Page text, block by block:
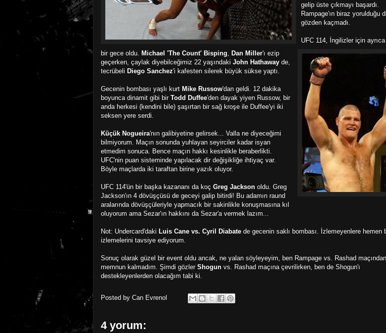
gelip üste çıkmayı başardı.
Rampage'ın biraz yorulduğu
gözden kaçmadı.
UFC 114, İngilizler için
bir gece oldu. Michael 'The Count' Bisping Dan Miller'ı ezip
geçerken, çaylak diyebilceğimiz 22 yaşındaki John Hathaway de,
tecrübeli Diego Sanchez'i kafesten silerek büyük sükse yaptı.
Gecenin bombası yaşlı kurt Mike Russow'dan geldi. 12 dakika
boyunca dinamit gibi bir Todd Duffee'den dayak yiyen Russow, bir
anda herkesi (kendini bile) şaşırtan bir sağ kroşe ile Duffee'yi iki
seksen yere serdi.
Küçük Nogueira'nın galibiyetine gelirsek... Valla ne diyeceğimi
bilmiyorum. Maçın sonunda yuhlayan seyirciler kadar isyan
etmedim sonuca. Bence maçın hakkı kesinlikle beraberlikti.
UFC'nin puan sisteminde yapılacak dir değişikliğe ihtiyaç var.
Böyle maçlarda iki taraftan birine yazık oluyor.
UFC 114'ün bir başka kazananı da koç Greg Jackson oldu. Greg
Jackson'ın 4 dövüşçüsü de geceyi galip bitirdi! Bu adamın raund
aralarında dövüşçüleriyle yapmacık bir sakinlikle konuşmasına kıl
oluyorum ama Sezar'ın hakkını da Sezar'a vermek lazım...
Not: Undercard'daki Luis Cane vs. Cyril Diabate de gecenin saklı bombası. İzlemeyenlere hemen
izlemelerini tavsiye ediyorum.
Sonuç olarak güzel bir event oldu ancak, ne yalan söyleyeyim, ben Rampage vs. Rashad
memnun kalmadım. Şimdi gözler Shogun vs. Rashad maçına çevrilirken, ben de Shogun'ı
destekleyenlerden olacağım tabi ki.
Posted by Can Evrenol
4 yorum: